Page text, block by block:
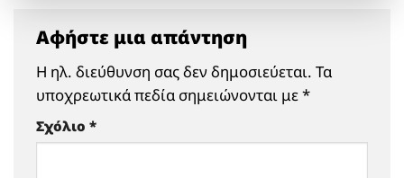
Αφήστε μια απάντηση
Η ηλ. διεύθυνση σας δεν δημοσιεύεται. Τα
υποχρεωτικά πεδία σημειώνονται με*
Σχόλιο *